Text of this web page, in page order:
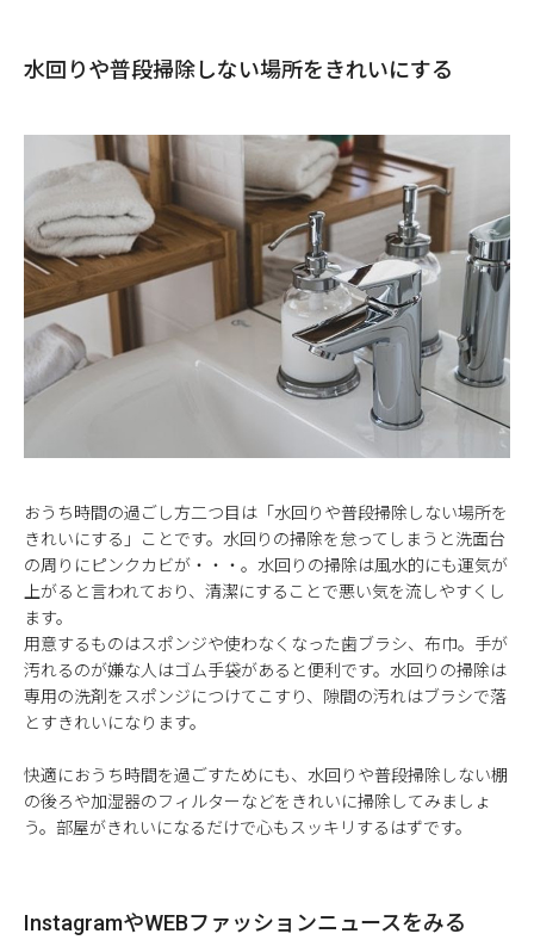
水回りや普段掃除しない場所をきれいにする
おうち時間の過ごし方二つ目は「水回りや普段掃除しない場所を
きれいにする」ことです。水回りの掃除を怠ってしまうと洗面台
の周りにピンクカビが・・・。水回りの掃除は風水的にも運気が
上がると言われており、清潔にすることで悪い気を流しやすくし
ます。
用意するものはスポンジや使わなくなった歯ブラシ、布巾。手が
汚れるのが嫌な人はゴム手袋があると便利です。水回りの掃除は
専用の洗剤をスポンジにつけてこすり、隙間の汚れはブラシで落
とすきれいになります。
快適におうち時間を過ごすためにも、水回りや普段掃除しない棚
の後ろや加湿器のフィルターなどをきれいに掃除してみましょ
う。部屋がきれいになるだけで心もスッキリするはずです。
InstagramやWEBファッションニュースをみる